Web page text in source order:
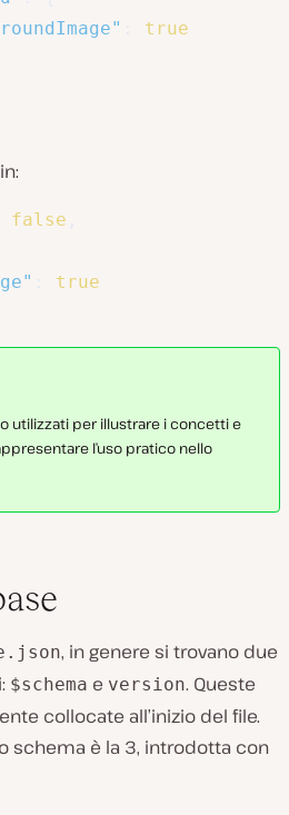
true
false
true
utilizzati per illustrare i concetti e
l’uso pratico nello
, in genere si trovano due
$schema e version. Queste
collocate all’inizio del file.
schema è la 3, introdotta con